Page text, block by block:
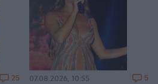
25 07.08.2026, 10:55 5